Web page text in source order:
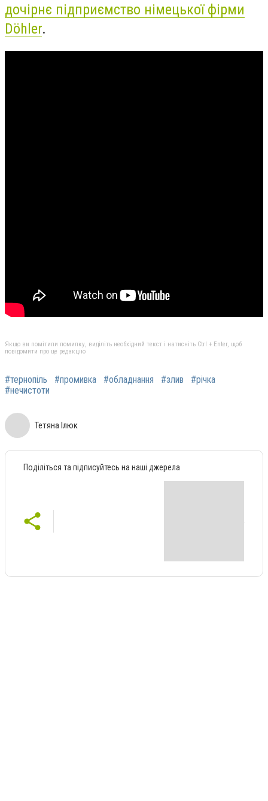
дочірнє підприємство німецької фірми
Döhler.
Якщо ви помітили помилку, виділіть необхідний текст і натисніть Ctrl + Enter, щоб
повідомити про це редакцію
#тернопіль #промивка #обладнання #злив
#річка
#нечистоти
Тетяна Ілюк
Поділіться та підписуйтесь на наші джерела